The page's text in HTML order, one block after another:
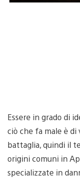
Essere in grado di
ciò che fa male è
battaglia, quindi il
origini comuni in
specializzate in